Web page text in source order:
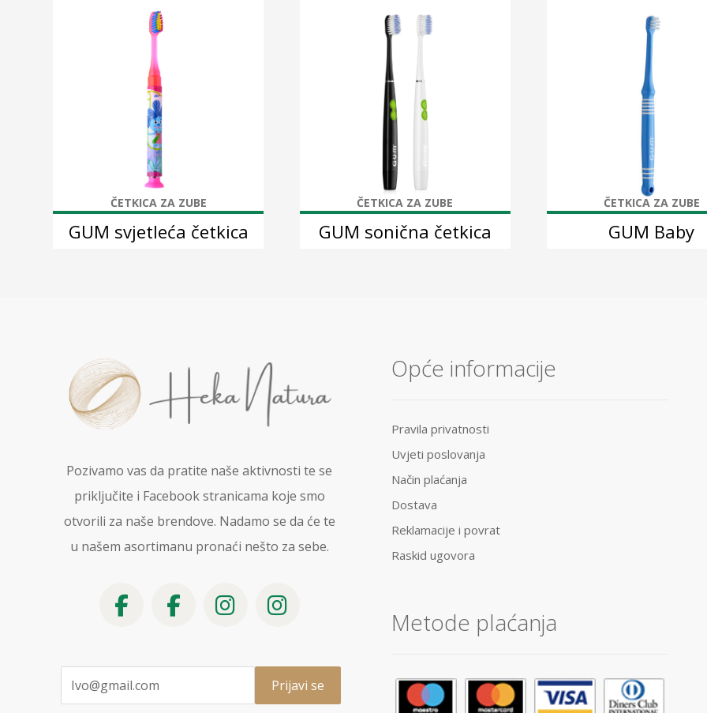
ČETKICA ZA ZUBE
GUM svjetleća četkica
ČETKICA ZA ZUBE
GUM sonična četkica
ČETKICA ZA ZUBE
GUM Baby
Pozivamo vas da pratite naše aktivnosti te se
priključite i Facebook stranicama koje smo
otvorili za naše brendove. Nadamo se da će te
u našem asortimanu pronaći nešto za sebe.
Opće informacije
Pravila privatnosti
Uvjeti poslovanja
Način plaćanja
Dostava
Reklamacije i povrat
Raskid ugovora
Metode plaćanja